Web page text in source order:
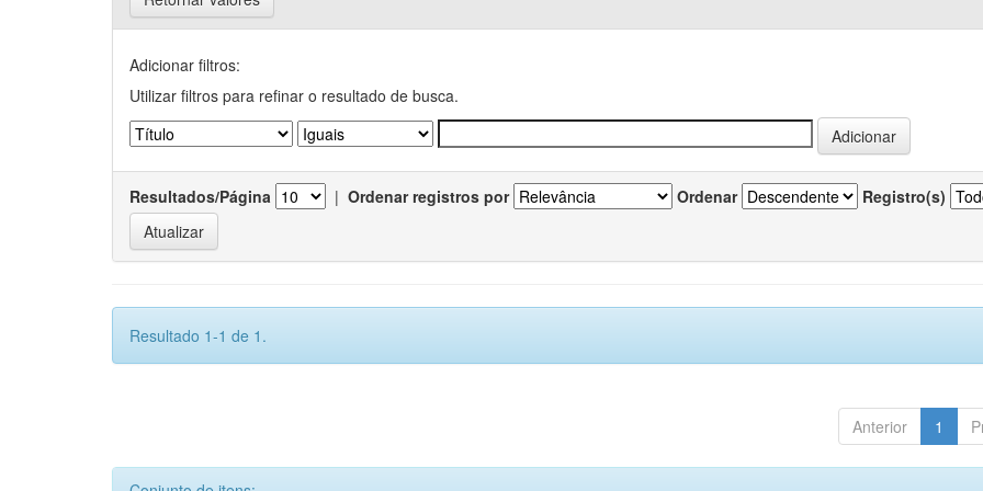
Adicionar filtros:
Utilizar filtros para refinar o resultado de busca.
Resultados/Página | Ordenar registros por Ordenar Registro(s)
Resultado 1-1 de 1.
Anterior 1